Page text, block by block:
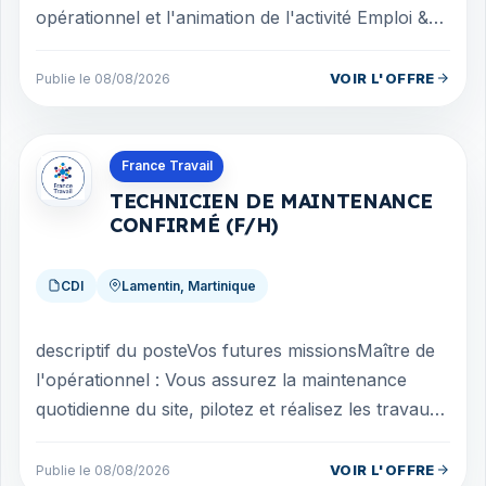
opérationnel et l'animation de l'activité Emploi &
Publie le 08/08/2026 VOIR L'OFFRE
France Travail
TECHNICIEN DE MAINTENANCE
CONFIRMÉ (F/H)
CDI Lamentin, Martinique
descriptif du posteVos futures missionsMaître de
l'opérationnel : Vous assurez la maintenance
quotidienne du site, pilotez et réalisez les travaux
Publie le 08/08/2026 VOIR L'OFFRE
Offres en Martinique